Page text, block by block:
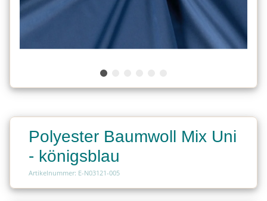
Polyester Baumwoll Mix Uni
- königsblau
Artikelnummer: E-N03121-005